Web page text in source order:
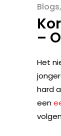
Blogs,
–
Het
hard
een